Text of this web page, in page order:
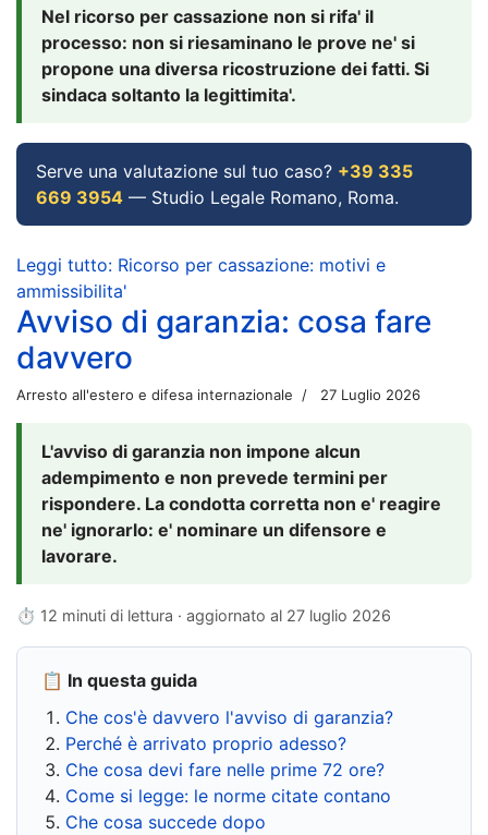
Nel ricorso per cassazione non si rifa' il
processo: non si riesaminano le prove ne' si
propone una diversa ricostruzione dei fatti. Si
sindaca soltanto la legittimita'.
Serve una valutazione sul tuo caso? +39 335
669 3954 — Studio Legale Romano, Roma.
Leggi tutto: Ricorso per cassazione: motivi e
ammissibilita'
Avviso di garanzia: cosa fare
davvero
Arresto all'estero e difesa internazionale 27 Luglio 2026
L'avviso di garanzia non impone alcun
adempimento e non prevede termini per
rispondere. La condotta corretta non e' reagire
ne' ignorarlo: e' nominare un difensore e
lavorare.
⏱ 12 minuti di lettura · aggiornato al 27 luglio 2026
📋 In questa guida
Che cos'è davvero l'avviso di garanzia?
Perché è arrivato proprio adesso?
Che cosa devi fare nelle prime 72 ore?
Come si legge: le norme citate contano
Che cosa succede dopo